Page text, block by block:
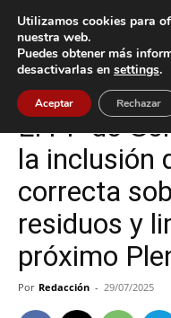
Inicio Gondomar
Gondomar Política
El PP de
la inclusión
correcta
residuos y
próximo
Por Redacción - 29/07/2025
Utilizamos cookies para
nuestra web.
Puedes obtener más
desactivarlas en settings.
Aceptar Rechazar